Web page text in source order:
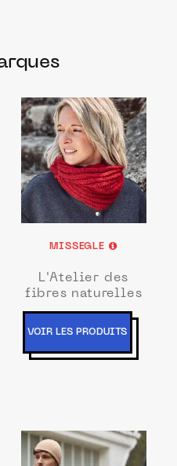
MISSEGLE
L'Atelier des
fibres naturelles
VOIR LES PRODUITS